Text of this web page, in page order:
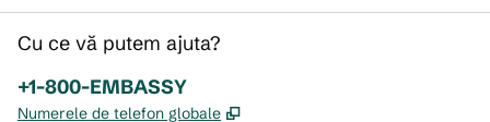
Cu ce vă putem ajuta?
Telefon:
+1-800-EMBASSY
Numerele de telefon globale ,